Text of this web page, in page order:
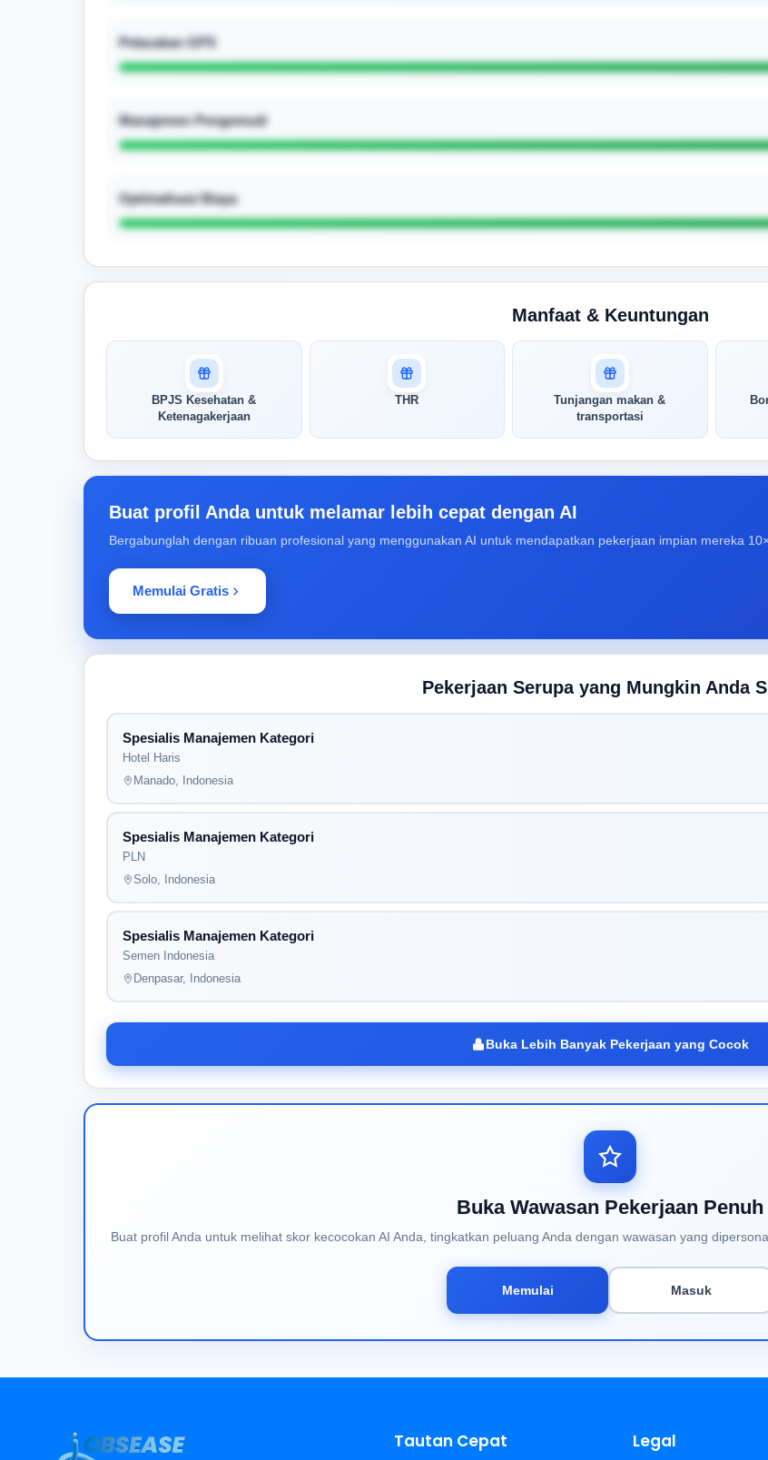
Pelacakan GPS
Manajemen Pengemudi
Optimalisasi Biaya
pertandingan AI Anda
AI kami menganalisis profil Anda dan
menunjukkan seberapa cocok keahlian
Anda dengan peran ini
Saya
Manfaat & Keuntungan
BPJS Kesehatan &
Ketenagakerjaan
THR
Tunjangan makan &
transportasi
Buat profil Anda untuk melamar lebih cepat dengan AI
Bergabunglah dengan ribuan profesional yang menggunakan AI untuk mendapatkan pekerjaan impian mereka
Memulai Gratis
Pekerjaan Serupa yang Mungkin Anda
Spesialis Manajemen Kategori
Hotel Haris
Manado, Indonesia
Spesialis Manajemen Kategori
PLN
Solo, Indonesia
Spesialis Manajemen Kategori
Semen Indonesia
Denpasar, Indonesia
Buka Lebih Banyak Pekerjaan yang Cocok
Buka Wawasan Pekerjaan Penuh
Buat profil Anda untuk melihat skor kecocokan AI Anda, tingkatkan peluang Anda dengan wawasan yang
Memulai Masuk
Tautan Cepat Legal